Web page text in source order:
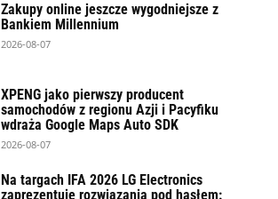
Zakupy online jeszcze wygodniejsze z
Bankiem Millennium
2026-08-07
XPENG jako pierwszy producent
samochodów z regionu Azji i Pacyfiku
wdraża Google Maps Auto SDK
2026-08-07
Na targach IFA 2026 LG Electronics
zaprezentuje rozwiązania pod hasłem: